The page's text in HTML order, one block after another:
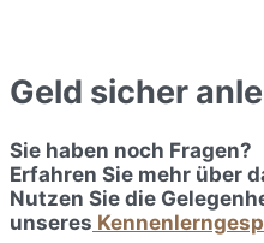
Geld sicher
Sie haben noch Fragen?
Erfahren Sie mehr über
Nutzen Sie die
unseres